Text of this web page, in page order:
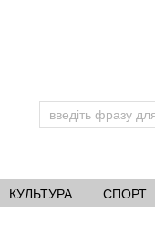
КУЛЬТУРА СПОРТ